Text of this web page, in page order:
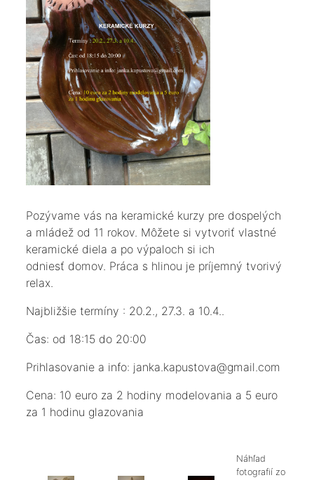
Pozývame vás na keramické kurzy pre dospelých
a mládež od 11 rokov. Môžete si vytvoriť vlastné
keramické diela a po výpaloch si ich
odniesť domov. Práca s hlinou je príjemný tvorivý
relax.
Najbližšie termíny : 20.2., 27.3. a 10.4..
Čas: od 18:15 do 20:00
Prihlasovanie a info: janka.kapustova@gmail.com
Cena: 10 euro za 2 hodiny modelovania a 5 euro
za 1 hodinu glazovania
Náhľad
fotografií zo